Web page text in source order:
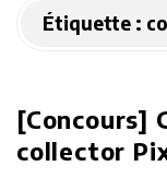
Étiquette :
[Concours]
collector